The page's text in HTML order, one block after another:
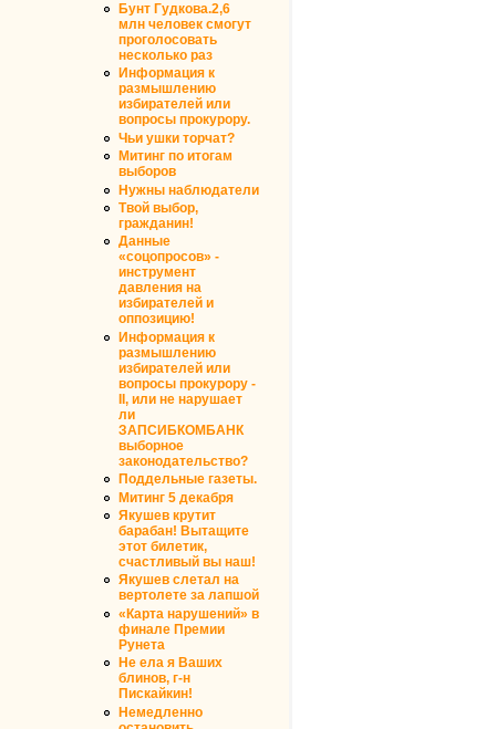
Бунт Гудкова.2,6
млн человек смогут
проголосовать
несколько раз
Информация к
размышлению
избирателей или
вопросы прокурору.
Чьи ушки торчат?
Митинг по итогам
выборов
Нужны наблюдатели
Твой выбор,
гражданин!
Данные
«соцопросов» -
инструмент
давления на
избирателей и
оппозицию!
Информация к
размышлению
избирателей или
вопросы прокурору -
II, или не нарушает
ли
ЗАПСИБКОМБАНК
выборное
законодательство?
Поддельные газеты.
Митинг 5 декабря
Якушев крутит
барабан! Вытащите
этот билетик,
счастливый вы наш!
Якушев слетал на
вертолете за лапшой
«Карта нарушений» в
финале Премии
Рунета
Не ела я Ваших
блинов, г-н
Пискайкин!
Немедленно